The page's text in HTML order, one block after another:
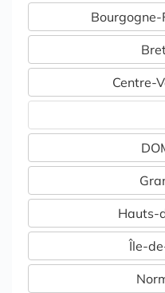
Bourgogne-
Centre-
Hauts-
Île-